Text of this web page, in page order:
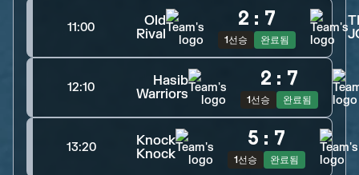
11:00
Old
Rival
2 : 7
1선승 완료됨
12:10
Hasib
Warriors
2 : 7
1선승 완료됨
13:20
Knock
Knock
5 : 7
1선승 완료됨